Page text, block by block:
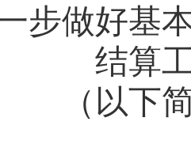
一步做好基
结算
（以下